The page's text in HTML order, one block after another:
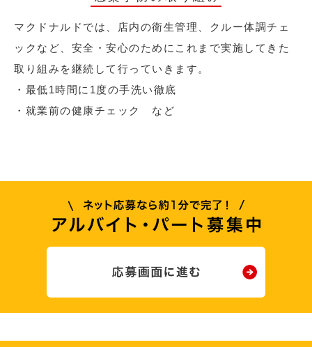
マクドナルドでは、店内の衛生管理、クルー体調チェ
ックなど、安全・安心のためにこれまで実施してきた
取り組みを継続して行っていきます。
・最低1時間に1度の手洗い徹底
・就業前の健康チェック など